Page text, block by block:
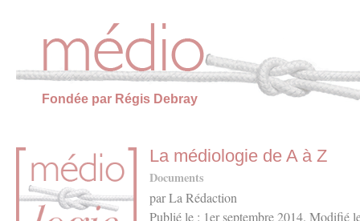
Fondée par Régis Debray
La médiologie de A à Z
Documents
par La Rédaction
Publié le : 1er septembre 2014. Modifié